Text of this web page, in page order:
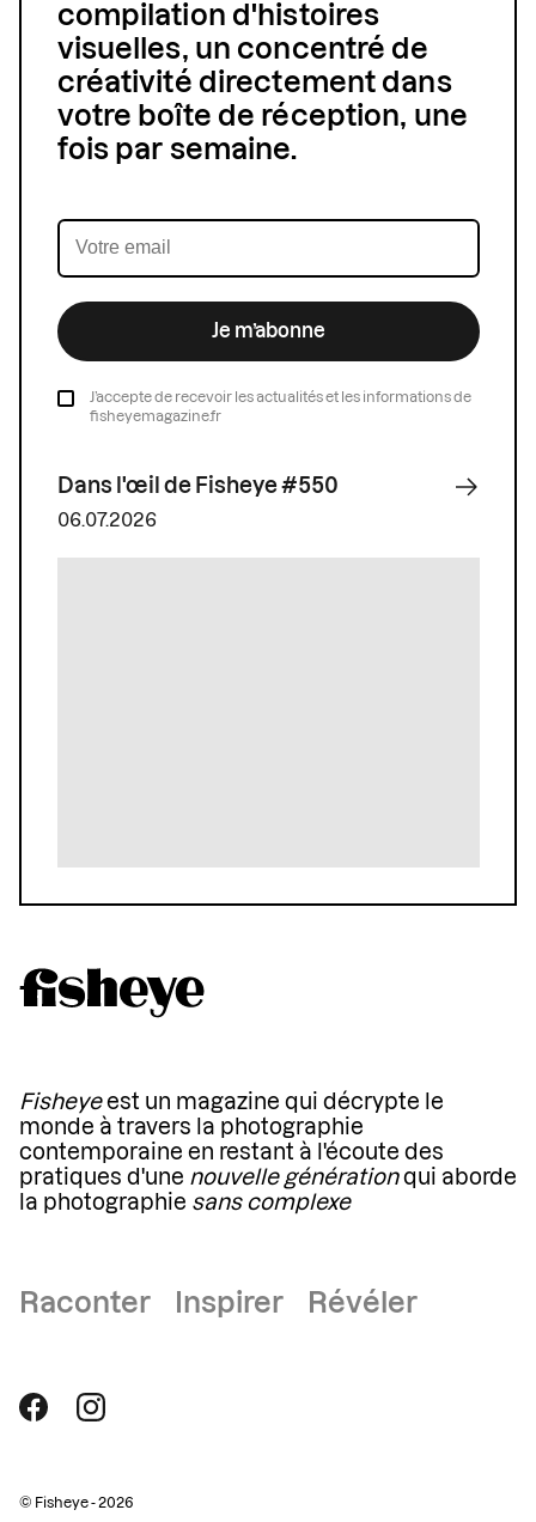
compilation d'histoires
visuelles, un concentré de
créativité directement dans
votre boîte de réception, une
fois par semaine.
Je m’abonne
J’accepte de recevoir les actualités et les informations de
fisheyemagazine.fr
Dans l'œil de Fisheye #550
06.07.2026
Fisheyeest un magazine qui décrypte le
monde à travers la photographie
contemporaine en restant à l'écoute des
pratiques d'une nouvelle générationqui aborde
la photographie sans complexe
Raconter Inspirer Révéler
© Fisheye - 2026